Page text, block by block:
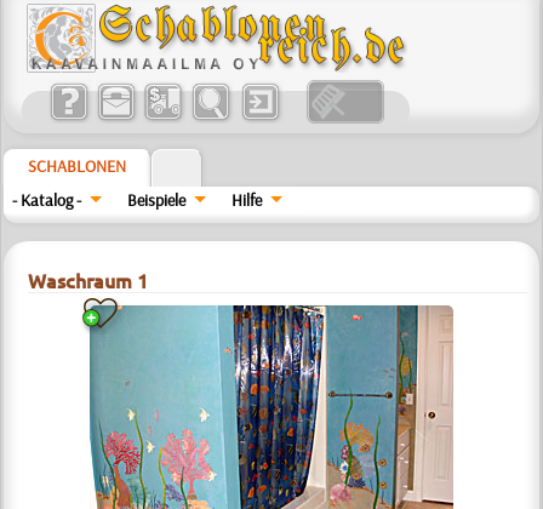
SCHABLONEN
- Katalog -
Beispiele Hilfe
Waschraum 1